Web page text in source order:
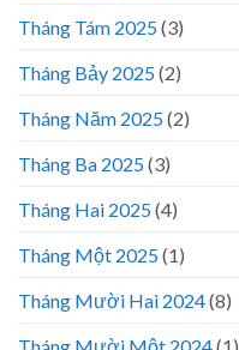
Tháng Tám 2025(3)
Tháng Bảy 2025(2)
Tháng Năm 2025(2)
Tháng Ba 2025(3)
Tháng Hai 2025(4)
Tháng Một 2025(1)
Tháng Mười Hai 2024(8)